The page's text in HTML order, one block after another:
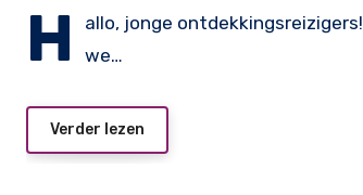
H allo, jonge ontdekkingsreizigers!
we…
Verder lezen